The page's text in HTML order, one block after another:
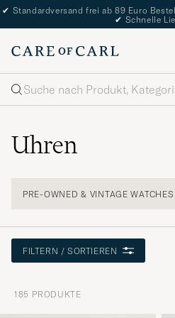
✔ Standardversand frei ab 89 Euro
✔ Schnelle
Suche
Uhren
PRE-OWNED & VINTAGE WATCHES
FILTERN / SORTIEREN
185 PRODUKTE